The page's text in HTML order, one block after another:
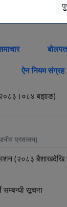
कर्मचारी विवरण
ऐन नियम संग्रह
बझाङ)
प्रशासन)
(२०८३ बैशाखदेखि
सम्बन्धी सूचना